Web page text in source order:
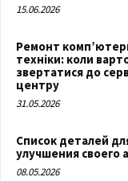
15.06.2026
Ремонт
техніки: коли
звертатися до
центру
31.05.2026
Список деталей
улучшения своего
08.05.2026